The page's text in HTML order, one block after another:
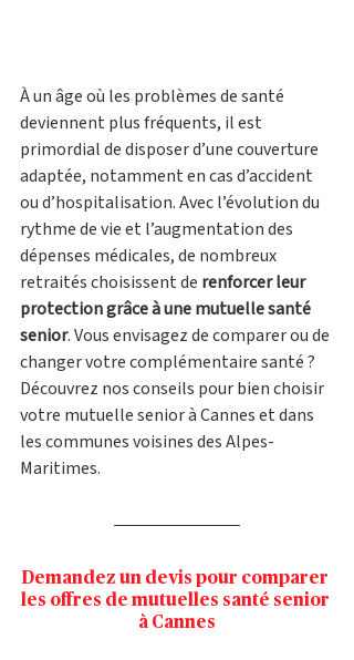
À un âge où les problèmes de santé
deviennent plus fréquents, il est
primordial de disposer d’une couverture
adaptée, notamment en cas d’accident
ou d’hospitalisation. Avec l’évolution du
rythme de vie et l’augmentation des
dépenses médicales, de nombreux
retraités choisissent de renforcer leur
protection grâce à une mutuelle santé
senior. Vous envisagez de comparer ou de
changer votre complémentaire santé ?
Découvrez nos conseils pour bien choisir
votre mutuelle senior à Cannes et dans
les communes voisines des Alpes-
Maritimes.
Demandez un devis pour comparer
les offres de mutuelles santé senior
à Cannes